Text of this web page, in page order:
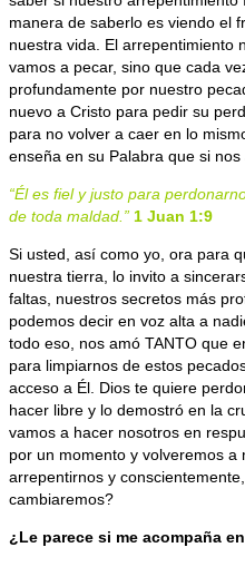
manera de saberlo es viendo el
nuestra vida. El arrepentimiento
vamos a pecar, sino que cada
profundamente por nuestro
nuevo a Cristo para pedir su
para no volver a caer en lo
enseña en su Palabra que si
“Él es fiel y justo para
de toda maldad.” 1 Juan 1:9
Si usted, así como yo, ora para
nuestra tierra, lo invito a
faltas, nuestros secretos más
podemos decir en voz alta a
todo eso, nos amó TANTO que
para limpiarnos de estos
acceso a Él. Dios te quiere
hacer libre y lo demostró en la
vamos a hacer nosotros en
por un momento y volveremos
arrepentirnos y
cambiaremos?
¿Le parece si me acompaña